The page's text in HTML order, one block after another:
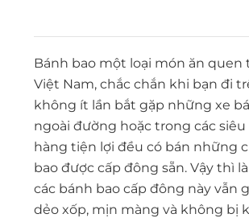
Bánh bao một loại món ăn quen
Việt Nam, chắc chắn khi bạn đi
không ít lần bắt gặp những xe
ngoài đường hoặc trong các siêu
hàng tiện lợi đều có bán những
bao được cấp đông sẵn. Vậy thì
các bánh bao cấp đông này vẫn
dẻo xốp, mịn màng và không bị